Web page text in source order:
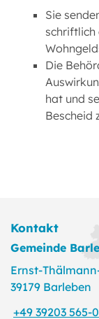
Sie
schriftlich
Die
hat und
Bescheid
Kontakt
Gemeinde
Ernst-
39179 Barleben
+49 39203 565-0